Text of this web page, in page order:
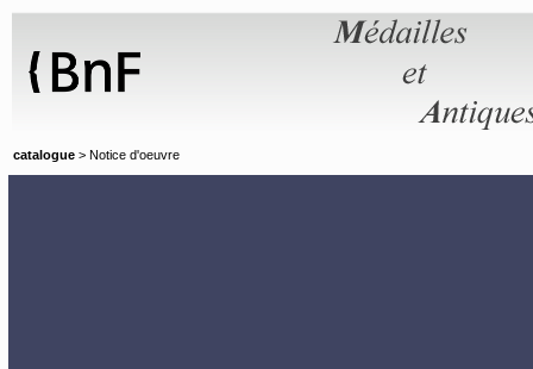
catalogue > Notice d'oeuvre